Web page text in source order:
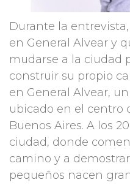
Durante la
en General Alvear y
mudarse a la ciudad
construir su propio
en General Alvear,
ubicado en el centro
Buenos Aires. A los
ciudad, donde
camino y a
pequeños nacen